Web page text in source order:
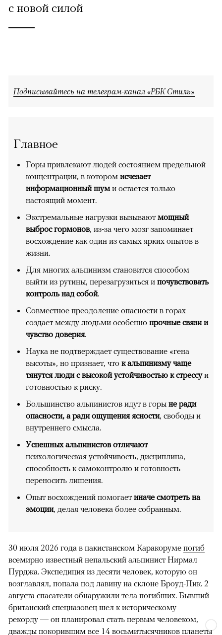
с новой силой
Подписывайтесь на телеграм-канал «РБК Стиль»
Главное
Горы привлекают людей состоянием предельной
концентрации, в котором исчезает
информационный шуми остается только
настоящий момент.
Экстремальные нагрузки вызывают мощный
выброс гормонов, из-за чего мозг запоминает
восхождение как один из самых ярких опытов в
жизни.
Для многих альпинизм становится способом
выйти из рутины, перезагрузиться и почувствовать
контроль над собой.
Совместное преодоление опасности в горах
создает между людьми особенно прочные связи и
чувство доверия.
Наука не подтверждает существование «гена
высоты», но признает, что к альпинизму чаще
тянутся люди с высокой устойчивостью к стрессуи
готовностью к риску.
Большинство альпинистов идут в горы не ради
опасности, а ради ощущения ясности, свободы и
внутреннего смысла.
Успешных альпинистов отличают
психологическая устойчивость, дисциплина,
способность к самоконтролю и готовность
переносить лишения.
Опыт восхождений помогает иначе смотреть на
эмоции, делая человека более собранным.
30 июля 2026 года в пакистанском Каракоруме погиб
всемирно известный непальский альпинист Нирмал
Пурджа. Экспедиция из десяти человек, которую он
возглавлял, попала под лавину на склоне Броуд-Пик. 2
августа спасатели обнаружили тела погибших. Бывший
британский спецназовец шел к историческому
рекорду — он планировал стать первым человеком,
дважды покорившим все 14 восьмитысячников планеты